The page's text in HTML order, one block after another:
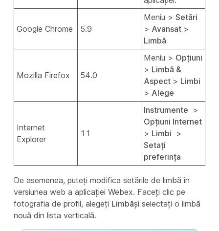
Google Chrome 5.9
Meniu > Setări
> Avansat >
Limbă
Mozilla Firefox 54.0
Meniu > Opțiuni
> Limbă &
Aspect > Limbi
> Alege
Internet
Explorer
11
Instrumente ​ >
Opțiuni Internet
> Limbi ​ >
Setați
preferința
De asemenea, puteți modifica setările de limbă în
versiunea web a aplicației Webex. Faceți clic pe
fotografia de profil, alegeți Limbăși selectați o limbă
nouă din lista verticală.